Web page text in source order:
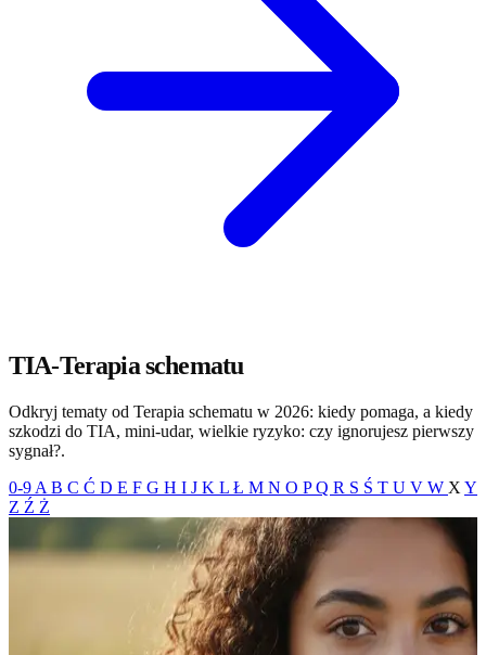
TIA-Terapia schematu
Odkryj tematy od Terapia schematu w 2026: kiedy pomaga, a kiedy
szkodzi do TIA, mini-udar, wielkie ryzyko: czy ignorujesz pierwszy
sygnał?.
0-9 A B C Ć D E F G H I J K L Ł M N O PQ R S Ś T U V W X Y
Z Ź Ż